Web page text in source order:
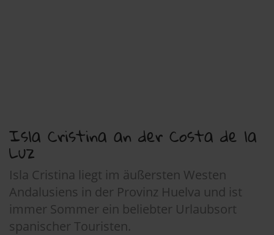
Isla Cristina an der Costa de la
Luz
Isla Cristina liegt im äußersten Westen
Andalusiens in der Provinz Huelva und ist
immer Sommer ein beliebter Urlaubsort
spanischer Touristen.